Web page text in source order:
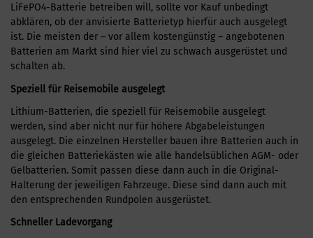
LiFePO4-Batterie betreiben will, sollte vor Kauf unbedingt
abklären, ob der anvisierte Batterietyp hierfür auch ausgelegt
ist. Die meisten der – vor allem kostengünstig – angebotenen
Batterien am Markt sind hier viel zu schwach ausgerüstet und
schalten ab.
Speziell für Reisemobile ausgelegt
Lithium-Batterien, die speziell für Reisemobile ausgelegt
werden, sind aber nicht nur für höhere Abgabeleistungen
ausgelegt. Die einzelnen Hersteller bauen ihre Batterien auch in
die gleichen Batteriekästen wie alle handelsüblichen AGM- oder
Gelbatterien. Somit passen diese dann auch in die Original-
Halterung der jeweiligen Fahrzeuge. Diese sind dann auch mit
den entsprechenden Rundpolen ausgerüstet.
Schneller Ladevorgang